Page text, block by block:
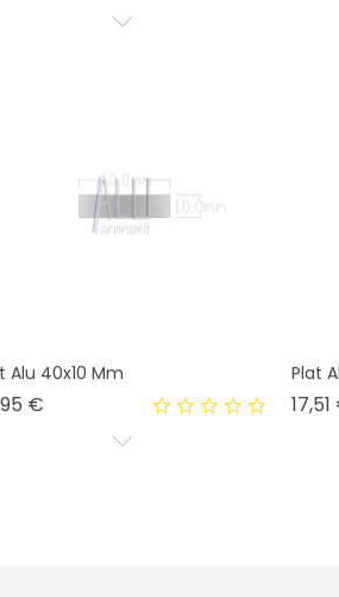
Alu 40x10 Mm
€
Plat